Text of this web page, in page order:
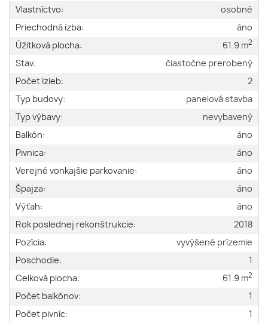
Vlastníctvo:
osobné
Priechodná izba:
áno
Úžitková plocha:
61.9 m2
Stav:
čiastočne prerobený
Počet izieb:
2
Typ budovy:
panelová stavba
Typ výbavy:
nevybavený
Balkón:
áno
Pivnica:
áno
Verejné vonkajšie parkovanie:
áno
Špajza:
áno
Výťah:
áno
Rok poslednej rekonštrukcie:
2018
Pozícia:
vyvýšené prízemie
Poschodie:
1
Celková plocha:
61.9 m2
Počet balkónov:
1
Počet pivníc:
1